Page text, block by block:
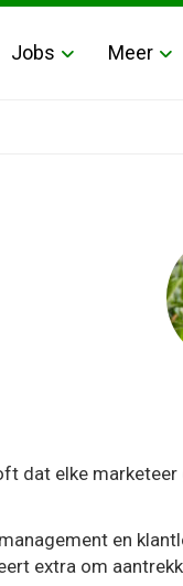
Jobs Meer
dat elke
en
extra om